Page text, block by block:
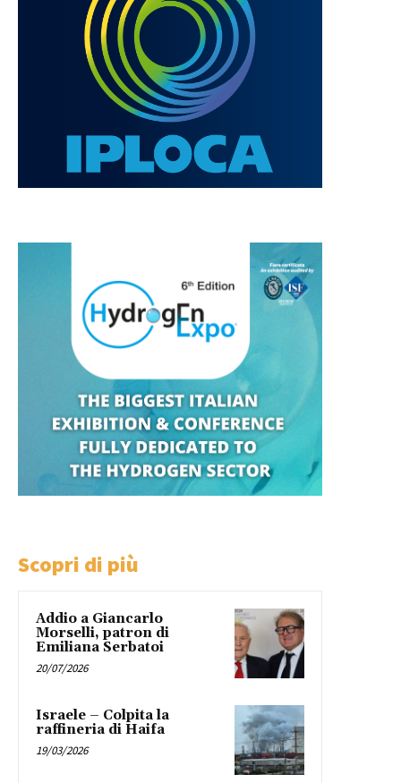
Scopri di più
Addio a Giancarlo
Morselli, patron di
Emiliana Serbatoi
20/07/2026
Israele – Colpita la
raffineria di Haifa
19/03/2026